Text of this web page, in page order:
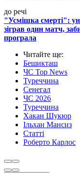
до речі
"Усмішка смерті":
зіграв один матч,
програла
Читайте ще:
Бешикташ
ЧС Top News
Туреччина
Сенегал
ЧС 2026
Туреччина
Хакан Шукюр
Ільхан Мансиз
Статті
Роберто Карлос